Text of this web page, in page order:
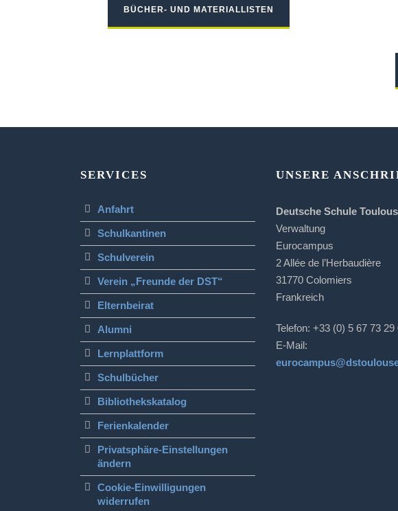
BÜCHER- UND MATERIALLISTEN
SERVICES
Anfahrt
Schulkantinen
Schulverein
Verein „Freunde der DST“
Elternbeirat
Alumni
Lernplattform
Schulbücher
Bibliothekskatalog
Ferienkalender
Privatsphäre-Einstellungen
ändern
Cookie-Einwilligungen
widerrufen
UNSERE
Deutsche Schule
Verwaltung
Eurocampus
2 Allée de l’Herbaudière
31770 Colomiers
Frankreich
Telefon: +33 (0) 5 67 73 29
E-Mail: